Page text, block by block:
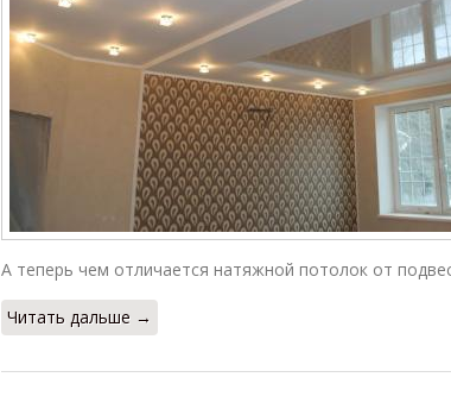
А теперь чем отличается натяжной потолок от
Читать дальше →